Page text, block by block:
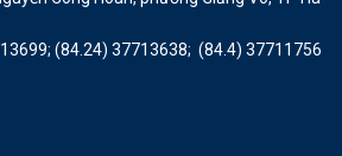
(84.24) 37713638; (84.4) 37711756